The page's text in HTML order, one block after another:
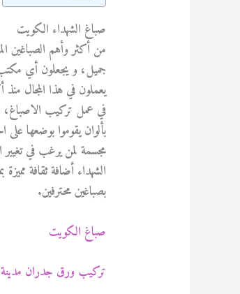
صباغ الشهداء الكويت
من أكثر وأهم الصباغين
جميل، و يجعلون أي
يعملون في هذا المجال
في عمل تركيب الاصباغ،
بألوان يقوموا بوضعها
مجسمة لمن يرغب في تغيير
الشهداء أضافة ثقافة
بصباغين محترفين.
صباغ الكويت
تركيب ورق جدران مدينة